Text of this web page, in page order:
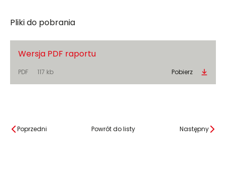
Pliki do pobrania
Wersja PDF raportu
PDF 117 kb Pobierz
Poprzedni Powrót do listy Następny